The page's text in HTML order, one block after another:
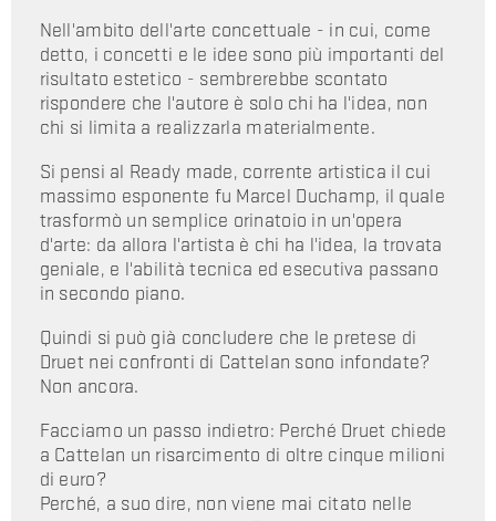
Nell'ambito dell'arte concettuale - in cui, come
detto, i concetti e le idee sono più importanti del
risultato estetico - sembrerebbe scontato
rispondere che l'autore è solo chi ha l'idea, non
chi si limita a realizzarla materialmente.
Si pensi al Ready made, corrente artistica il cui
massimo esponente fu Marcel Duchamp, il quale
trasformò un semplice orinatoio in un'opera
d'arte: da allora l'artista è chi ha l'idea, la trovata
geniale, e l'abilità tecnica ed esecutiva passano
in secondo piano.
Quindi si può già concludere che le pretese di
Druet nei confronti di Cattelan sono infondate?
Non ancora.
Facciamo un passo indietro: Perché Druet chiede
a Cattelan un risarcimento di oltre cinque milioni
di euro?
Perché, a suo dire, non viene mai citato nelle